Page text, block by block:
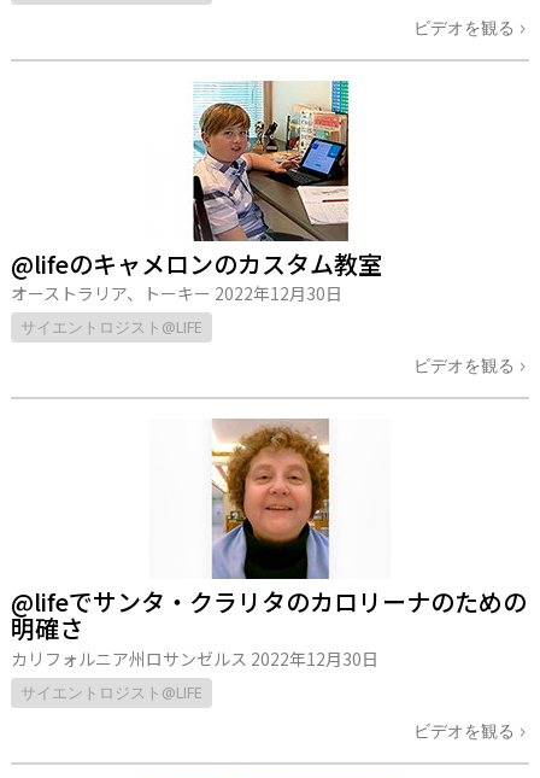
ビデオを観る
@lifeのキャメロンのカスタム教室
オーストラリア、トーキー 2022年12月30日
サイエントロジスト@LIFE
ビデオを観る
@lifeでサンタ・クラリタのカロリーナのための
明確さ
カリフォルニア州ロサンゼルス 2022年12月30日
サイエントロジスト@LIFE
ビデオを観る